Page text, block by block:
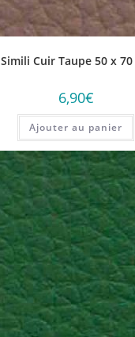
Simili Cuir Taupe 50 x 70
6,90€
Ajouter au panier